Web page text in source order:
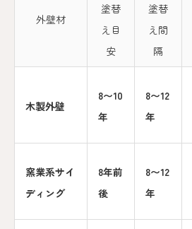
外壁材
塗替
え目
安
塗替
え間
隔
木製外壁
8〜10
年
8〜12
年
窯業系サイ
ディング
8年前
後
8〜12
年